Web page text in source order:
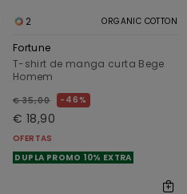
2 ORGANIC COTTON
Fortune
T-shirt de manga curta Bege
Homem
€ 35,00 46%
€ 18,90
OFERTAS
DUPLA PROMO 10% EXTRA